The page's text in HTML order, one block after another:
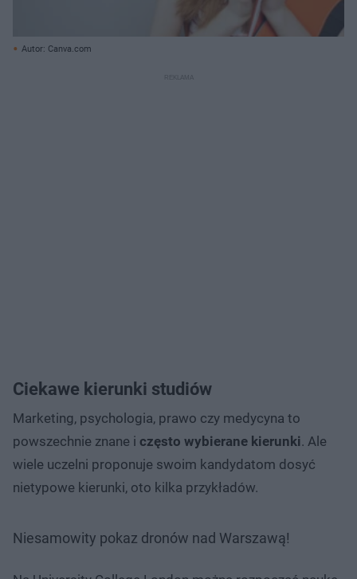
Autor: Canva.com
Ciekawe kierunki studiów
Marketing, psychologia, prawo czy medycyna to
powszechnie znane i często wybierane kierunki. Ale
wiele uczelni proponuje swoim kandydatom dosyć
nietypowe kierunki, oto kilka przykładów.
Niesamowity pokaz dronów nad Warszawą!